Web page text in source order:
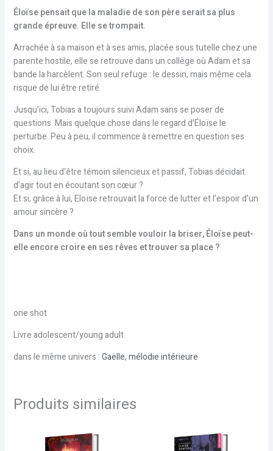
Éloïse pensait que la maladie de son père serait sa plus
grande épreuve. Elle se trompait.
Arrachée à sa maison et à ses amis, placée sous tutelle chez une
parente hostile, elle se retrouve dans un collège où Adam et sa
bande la harcèlent. Son seul refuge : le dessin, mais même cela
risque de lui être retiré.
Jusqu’ici, Tobias a toujours suivi Adam sans se poser de
questions. Mais quelque chose dans le regard d’Éloïse le
perturbe. Peu à peu, il commence à remettre en question ses
choix.
Et si, au lieu d’être témoin silencieux et passif, Tobias décidait
d’agir tout en écoutant son cœur ?
Et si, grâce à lui, Eloïse retrouvait la force de lutter et l’espoir d’un
amour sincère ?
Dans un monde où tout semble vouloir la briser, Éloïse peut-
elle encore croire en ses rêves et trouver sa place ?
one shot
Livre adolescent/young adult
dans le même univers :Gaëlle, mélodie intérieure
Produits similaires